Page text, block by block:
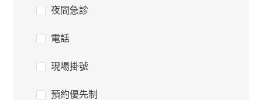
夜間急診
電話
現場掛號
預約優先制